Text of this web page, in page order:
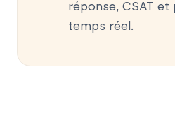
réponse, CSAT
temps réel.